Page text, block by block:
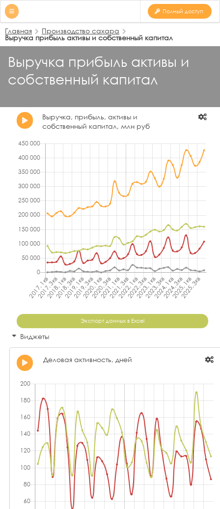
Полный доступ
Главная Производство сахара
Выручка прибыль активы и собственный капитал
Выручка прибыль активы и
собственный капитал
Выручка, прибыль, активы и
собственный капитал, млн руб
Экспорт данных в Excel
Виджеты
Деловая активность, дней